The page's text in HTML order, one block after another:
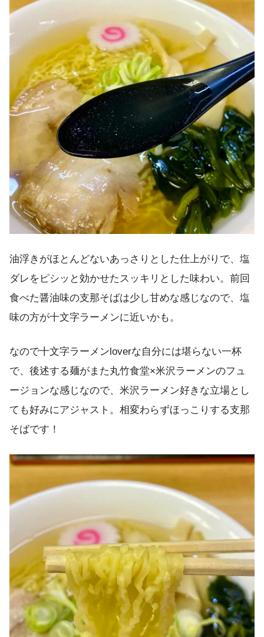
油浮きがほとんどないあっさりとした仕上がりで、塩
ダレをピシッと効かせたスッキリとした味わい。前回
食べた醤油味の支那そばは少し甘めな感じなので、塩
味の方が十文字ラーメンに近いかも。
なので十文字ラーメンloverな自分には堪らない一杯
で、後述する麺がまた丸竹食堂×米沢ラーメンのフュ
ージョンな感じなので、米沢ラーメン好きな立場とし
ても好みにアジャスト。相変わらずほっこりする支那
そばです！